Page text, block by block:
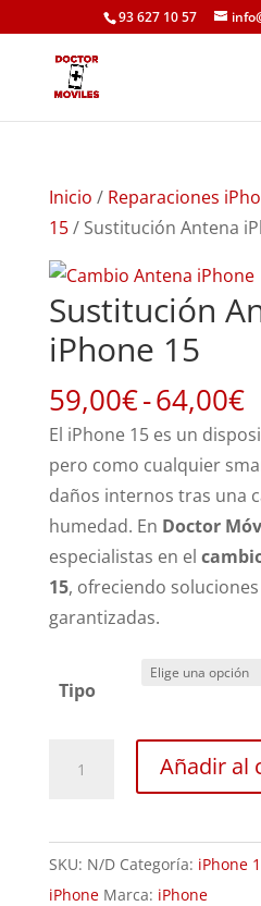
93 627 10 57
Inicio / Reparaciones
15/ Sustitución Antena
Sustitución
iPhone 15
59,00€-64,00€
El iPhone 15 es un
pero como cualquier
daños internos tras una
humedad. En Doctor
especialistas en el
15, ofreciendo
garantizadas.
Tipo
15
cantidad
Añadir al
SKU: N/D Categoría: iPhone
iPhone Marca: iPhone